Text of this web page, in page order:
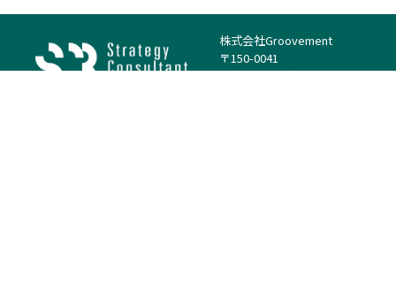
株式会社Groovement
〒150-0041
東京都渋谷区神南1丁目23−14